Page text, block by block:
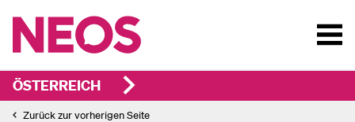
ÖSTERREICH
Zurück zur vorherigen Seite